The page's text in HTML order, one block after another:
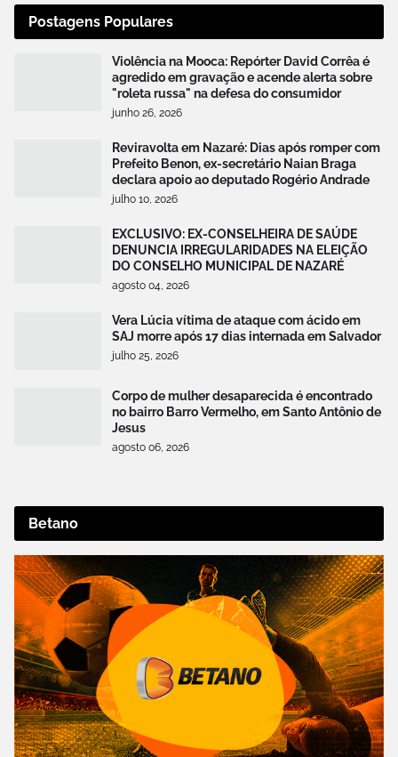
Postagens Populares
Violência na Mooca: Repórter David Corrêa é
agredido em gravação e acende alerta sobre
"roleta russa" na defesa do consumidor
junho 26, 2026
Reviravolta em Nazaré: Dias após romper com
Prefeito Benon, ex-secretário Naian Braga
declara apoio ao deputado Rogério Andrade
julho 10, 2026
EXCLUSIVO: EX-CONSELHEIRA DE SAÚDE
DENUNCIA IRREGULARIDADES NA ELEIÇÃO
DO CONSELHO MUNICIPAL DE NAZARÉ
agosto 04, 2026
Vera Lúcia vítima de ataque com ácido em
SAJ morre após 17 dias internada em Salvador
julho 25, 2026
Corpo de mulher desaparecida é encontrado
no bairro Barro Vermelho, em Santo Antônio de
Jesus
agosto 06, 2026
Betano